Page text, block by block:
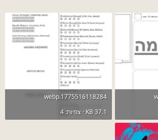
1775516118284.webp
37.1 KB · צפיות: 4